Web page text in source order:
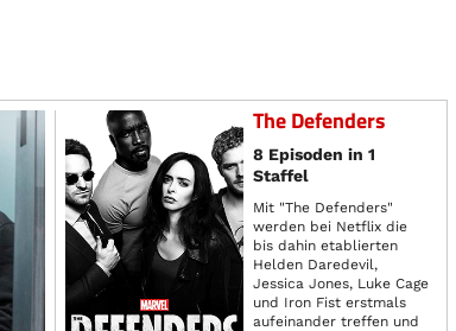
The Defenders
8 Episoden in 1
Staffel
Mit "The Defenders"
werden bei Netflix die
bis dahin etablierten
Helden Daredevil,
Jessica Jones, Luke Cage
und Iron Fist erstmals
aufeinander treffen und